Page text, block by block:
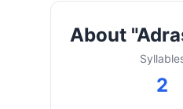
About
2